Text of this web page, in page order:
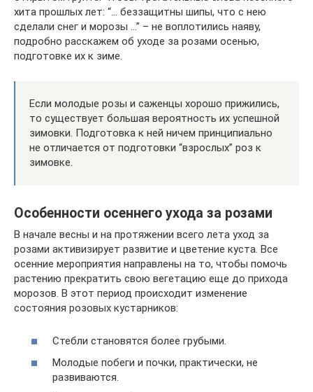
хита прошлых лет: “… беззащитны шипы, что с нею
сделали снег и морозы …” – не воплотились наяву,
подробно расскажем об уходе за розами осенью,
подготовке их к зиме.
Если молодые розы и саженцы хорошо прижились,
то существует большая вероятность их успешной
зимовки. Подготовка к ней ничем принципиально
не отличается от подготовки “взрослых” роз к
зимовке.
Особенности осеннего ухода за розами
В начале весны и на протяжении всего лета уход за
розами активизирует развитие и цветение куста. Все
осенние мероприятия направлены на то, чтобы помочь
растению прекратить свою вегетацию еще до прихода
морозов. В этот период происходит изменение
состояния розовых кустарников:
Стебли становятся более грубыми.
Молодые побеги и почки, практически, не
развиваются.